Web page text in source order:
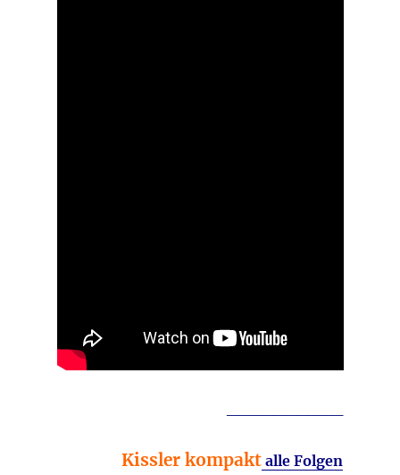
Kissler kompakt alle Folgen